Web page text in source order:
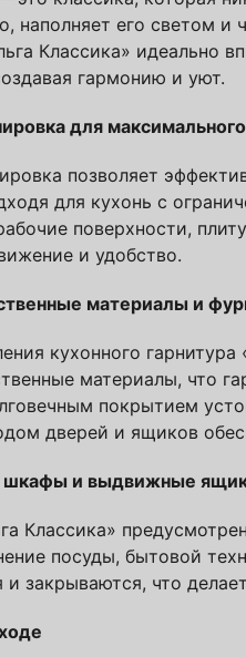
наполняет его светом и
Классика» идеально
гармонию и уют.
для
позволяет
для кухонь с
поверхности,
и удобство.
материалы и
кухонного
материалы, что
покрытием
дверей и ящиков
шкафы и выдвижные
Классика»
посуды, бытовой
и закрываются, что
Я